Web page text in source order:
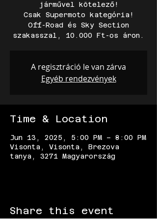
járművel kötelező!
Csak Supermoto kategória!
Off-Road és Sky Section
szakasszal, 10.000 Ft-os áron.
A regisztráció le van zárva
Egyéb rendezvények
Time & Location
Jun 13, 2025, 5:00 PM – 8:00 PM
Visonta, Visonta, Brezova
tanya, 3271 Magyarország
Share this event